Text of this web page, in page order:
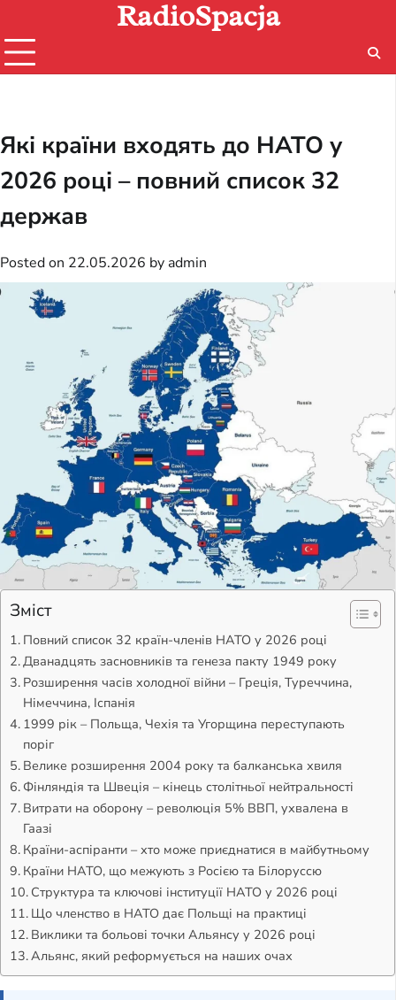
content
RadioSpacja
Які країни входять до НАТО у
2026 році – повний список 32
держав
Posted on 22.05.2026 by admin
Зміст
Повний список 32 країн-членів НАТО у 2026 році
Дванадцять засновників та генеза пакту 1949 року
Розширення часів холодної війни – Греція, Туреччина,
Німеччина, Іспанія
1999 рік – Польща, Чехія та Угорщина переступають
поріг
Велике розширення 2004 року та балканська хвиля
Фінляндія та Швеція – кінець столітньої нейтральності
Витрати на оборону – революція 5% ВВП, ухвалена в
Гаазі
Країни-аспіранти – хто може приєднатися в майбутньому
Країни НАТО, що межують з Росією та Білоруссю
Структура та ключові інституції НАТО у 2026 році
Що членство в НАТО дає Польщі на практиці
Виклики та больові точки Альянсу у 2026 році
Альянс, який реформується на наших очах